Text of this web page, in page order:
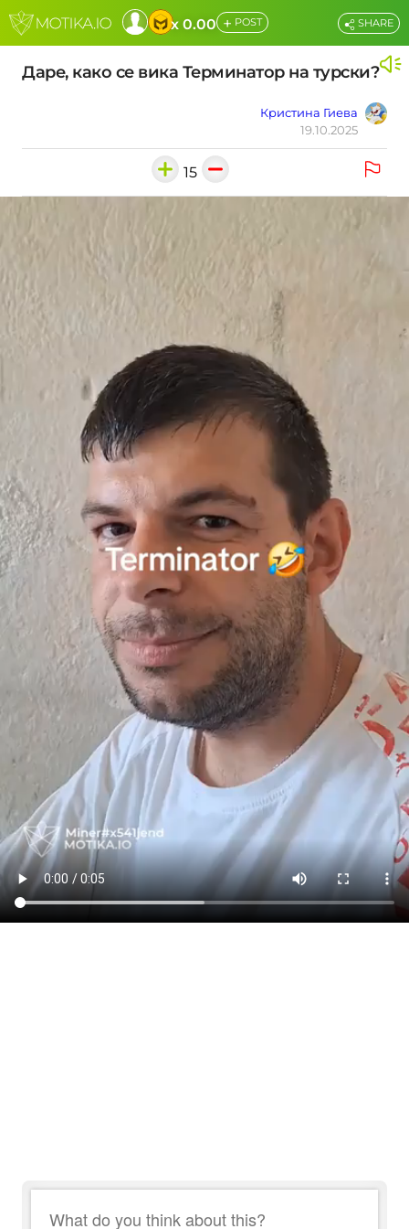
x 0.00 + POST
Даре, како се вика Терминатор на турски?
Кристина Гиева
19.10.2025
SHARE
15